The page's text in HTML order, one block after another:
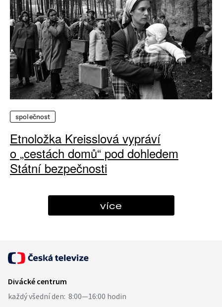
společnost
Etnoložka Kreisslová vypráví
o „cestách domů“ pod dohledem
Státní bezpečnosti
více